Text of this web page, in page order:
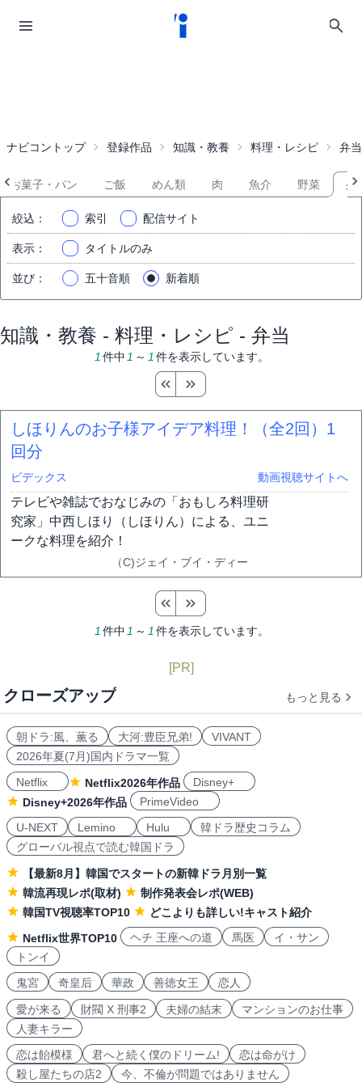
ナビコントップ 登録作品 知識・教養 料理・レシピ 弁当
お菓子・パン ご飯 めん類 肉 魚介 野菜 弁
絞込 ： 索引 配信サイト
表示 ： タイトルのみ
並び ： 五十音順 新着順
知識・教養 - 料理・レシピ - 弁当
1 件中 1 ～ 1 件を表示しています。
しほりんのお子様アイデア料理！（全2回） 1
回分
ビデックス 動画視聴サイトへ
テレビや雑誌でおなじみの「おもしろ料理研
究家」中西しほり（しほりん）による、ユニ
ークな料理を紹介！
（C)ジェイ・ブイ・ディー
1 件中 1 ～ 1 件を表示しています。
[PR]
クローズアップ もっと見る
朝ドラ:風、薫る 大河:豊臣兄弟!
VIVANT
2026年夏(7月)国内ドラマ一覧
Netflix
Netflix2026年作品
Disney+
Disney+2026年作品
PrimeVideo
U-NEXT
Lemino Hulu
韓ドラ歴史コラム
グローバル視点で読む韓国ドラ
【最新8月】韓国でスタートの新韓ドラ月別一覧
韓流再現レポ(取材)
制作発表会レポ(WEB)
韓国TV視聴率TOP10
どこよりも詳しい!キャスト紹介
Netflix世界TOP10
ヘチ 王座への道 馬医
イ・サン
トンイ
鬼宮
奇皇后 華政 善徳女王 恋人
愛が来る 財閥 X 刑事2 夫婦の結末
マンションのお仕事
人妻キラー
恋は飴模様
君へと続く僕のドリーム!
恋は命がけ
殺し屋たちの店2
今、不倫が問題ではありません